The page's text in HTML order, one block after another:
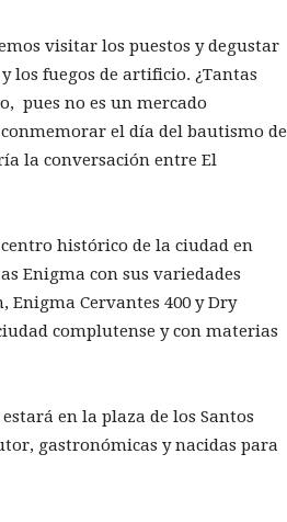
visitar los puestos y degustar
los fuegos de artificio. ¿Tantas
pues no es un mercado
el día del bautismo de
la conversación entre El
histórico de la ciudad en
Enigma con sus variedades
Cervantes 400 y Dry
complutense y con materias
en la plaza de los Santos
gastronómicas y nacidas para